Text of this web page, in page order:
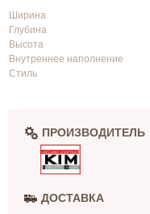
Ширина
Глубина
Высота
Внутреннее наполнение
Стиль
ПРОИЗВОДИТЕЛЬ
ДОСТАВКА